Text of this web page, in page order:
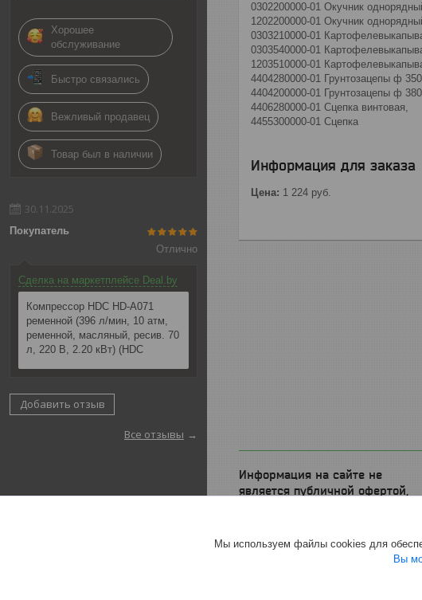
Хорошее
обслуживание
Быстро связались
Вежливый продавец
Товар был в наличии
30.11.2025
Покупатель
Отлично
Сделка на маркетплейсе Deal.by
Компрессор HDC HD-A071
ременной (396 л/мин, 10 атм,
ременной, масляный, ресив. 70
л, 220 В, 2.20 кВт) (HDC
Добавить отзыв
Все отзывы
0302200000-01 Окучник
1202200000-01 Окучник
0303210000-01
0303540000-01
1203510000-01
4404280000-01 Грунтозацепы ф
4404200000-01 Грунтозацепы ф
4406280000-01 Сцепка винтовая,
4455300000-01 Сцепка
Информация для заказа
Цена: 1 224 руб.
Информация на сайте не
является публичной офертой,
Подробнее
Мы используем файлы cookies для
Вы